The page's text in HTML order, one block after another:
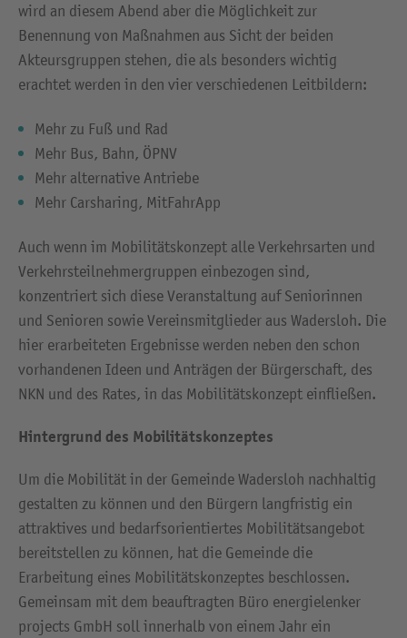
wird an diesem Abend aber die Möglichkeit zur
Benennung von Maßnahmen aus Sicht der beiden
Akteursgruppen stehen, die als besonders wichtig
erachtet werden in den vier verschiedenen Leitbildern:
Mehr zu Fuß und Rad
Mehr Bus, Bahn, ÖPNV
Mehr alternative Antriebe
Mehr Carsharing, MitFahrApp
Auch wenn im Mobilitätskonzept alle Verkehrsarten und
Verkehrsteilnehmergruppen einbezogen sind,
konzentriert sich diese Veranstaltung auf Seniorinnen
und Senioren sowie Vereinsmitglieder aus Wadersloh. Die
hier erarbeiteten Ergebnisse werden neben den schon
vorhandenen Ideen und Anträgen der Bürgerschaft, des
NKN und des Rates, in das Mobilitätskonzept einfließen.
Hintergrund des Mobilitätskonzeptes
Um die Mobilität in der Gemeinde Wadersloh nachhaltig
gestalten zu können und den Bürgern langfristig ein
attraktives und bedarfsorientiertes Mobilitätsangebot
bereitstellen zu können, hat die Gemeinde die
Erarbeitung eines Mobilitätskonzeptes beschlossen.
Gemeinsam mit dem beauftragten Büro energielenker
projects GmbH soll innerhalb von einem Jahr ein